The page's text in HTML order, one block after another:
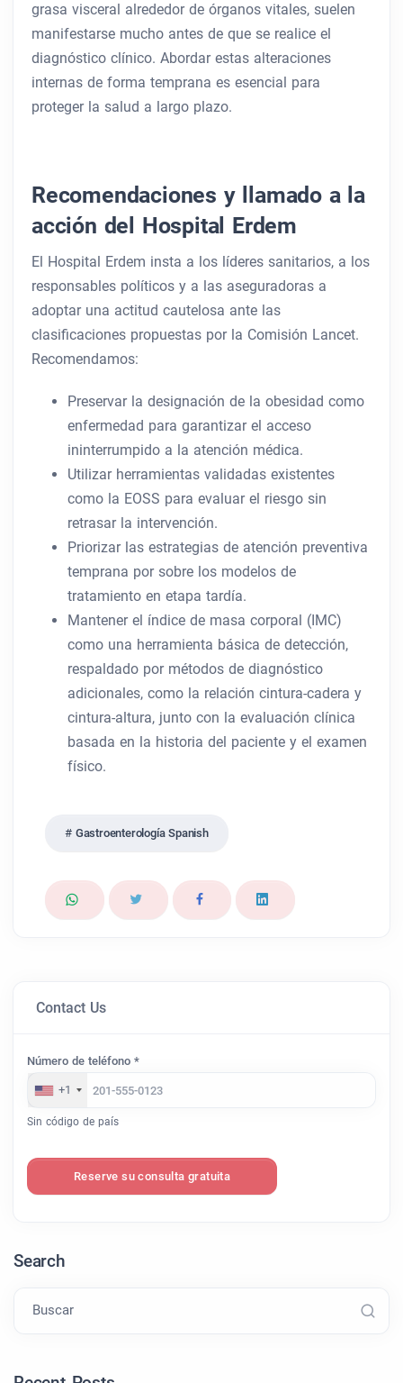
grasa visceral alrededor de órganos vitales, suelen
manifestarse mucho antes de que se realice el
diagnóstico clínico. Abordar estas alteraciones
internas de forma temprana es esencial para
proteger la salud a largo plazo.
Recomendaciones y llamado a la
acción del Hospital Erdem
El Hospital Erdem insta a los líderes sanitarios, a los
responsables políticos y a las aseguradoras a
adoptar una actitud cautelosa ante las
clasificaciones propuestas por la Comisión Lancet.
Recomendamos:
Preservar la designación de la obesidad como
enfermedad para garantizar el acceso
ininterrumpido a la atención médica.
Utilizar herramientas validadas existentes
como la EOSS para evaluar el riesgo sin
retrasar la intervención.
Priorizar las estrategias de atención preventiva
temprana por sobre los modelos de
tratamiento en etapa tardía.
Mantener el índice de masa corporal (IMC)
como una herramienta básica de detección,
respaldado por métodos de diagnóstico
adicionales, como la relación cintura-cadera y
cintura-altura, junto con la evaluación clínica
basada en la historia del paciente y el examen
físico.
Gastroenterología Spanish
Contact Us
Número de teléfono *
+1
Sin código de país
Reserve su consulta gratuita
Search
Buscar